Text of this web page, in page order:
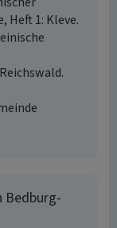
Heft 1: Kleve.
Bedburg-